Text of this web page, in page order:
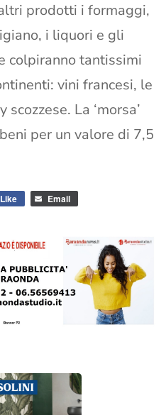
prodotti i formaggi,
i liquori e gli
colpiranno tantissimi
vini francesi, le
La ‘morsa’
per un valore di 7,5
Like Email